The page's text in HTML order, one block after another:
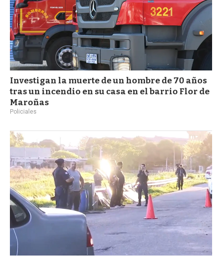
Investigan la muerte de un hombre de 70 años
tras un incendio en su casa en el barrio Flor de
Maroñas
Policiales